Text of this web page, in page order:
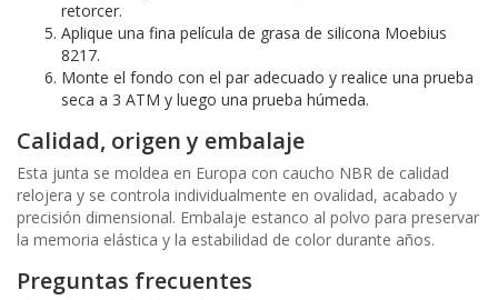
retorcer.
Aplique una fina película de grasa de silicona Moebius
8217.
Monte el fondo con el par adecuado y realice una prueba
seca a 3 ATM y luego una prueba húmeda.
Calidad, origen y embalaje
Esta junta se moldea en Europa con caucho NBR de calidad
relojera y se controla individualmente en ovalidad, acabado y
precisión dimensional. Embalaje estanco al polvo para preservar
la memoria elástica y la estabilidad de color durante años.
Preguntas frecuentes